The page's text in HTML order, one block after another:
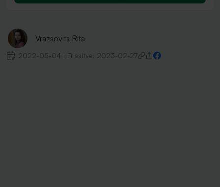
Vrazsovits Rita
2022-05-04 Frissítve: 2023-02-27